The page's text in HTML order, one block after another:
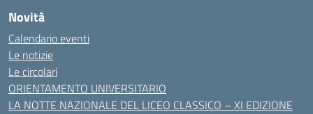
Novità
Calendario eventi
Le notizie
Le circolari
ORIENTAMENTO UNIVERSITARIO
LA NOTTE NAZIONALE DEL LICEO CLASSICO – XI EDIZIONE